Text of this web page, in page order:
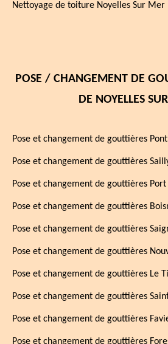
Nettoyage de toiture Noyelles Sur Mer
POSE / CHANGEMENT DE
DE NOYELLES
Pose et changement de gouttières
Pose et changement de gouttières
Pose et changement de gouttières Port
Pose et changement de gouttières
Pose et changement de gouttières
Pose et changement de gouttières
Pose et changement de gouttières Le
Pose et changement de gouttières
Pose et changement de gouttières
Pose et changement de gouttières